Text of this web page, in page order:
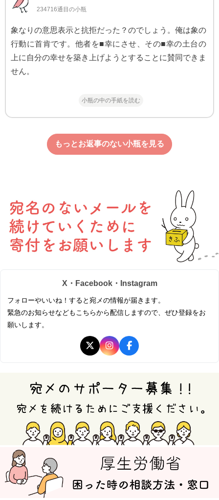
234716通目の小瓶
象なりの意思表示と抗拒だった？のでしょう。俺は象の
行動に首肯です。他者を■幸にさせ、その■幸の土台の
上に自分の幸せを築き上げようとすることに賛同できま
せん。
小瓶の中の手紙を読む
もっとお返事のない小瓶を見る
X・Facebook・Instagram
フォローやいいね！すると宛メの情報が届きます。
緊急のお知らせなどもこちらから配信しますので、ぜひ登録をお
願いします。